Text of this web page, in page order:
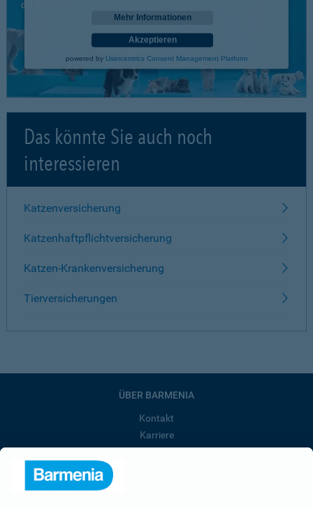
Mehr Informationen
Akzeptieren
powered by Usercentrics Consent Management Platform
Das könnte Sie auch noch
interessieren
Katzenversicherung
Katzenhaftpflichtversicherung
Katzen-Krankenversicherung
Tierversicherungen
ÜBER BARMENIA
Kontakt
Karriere